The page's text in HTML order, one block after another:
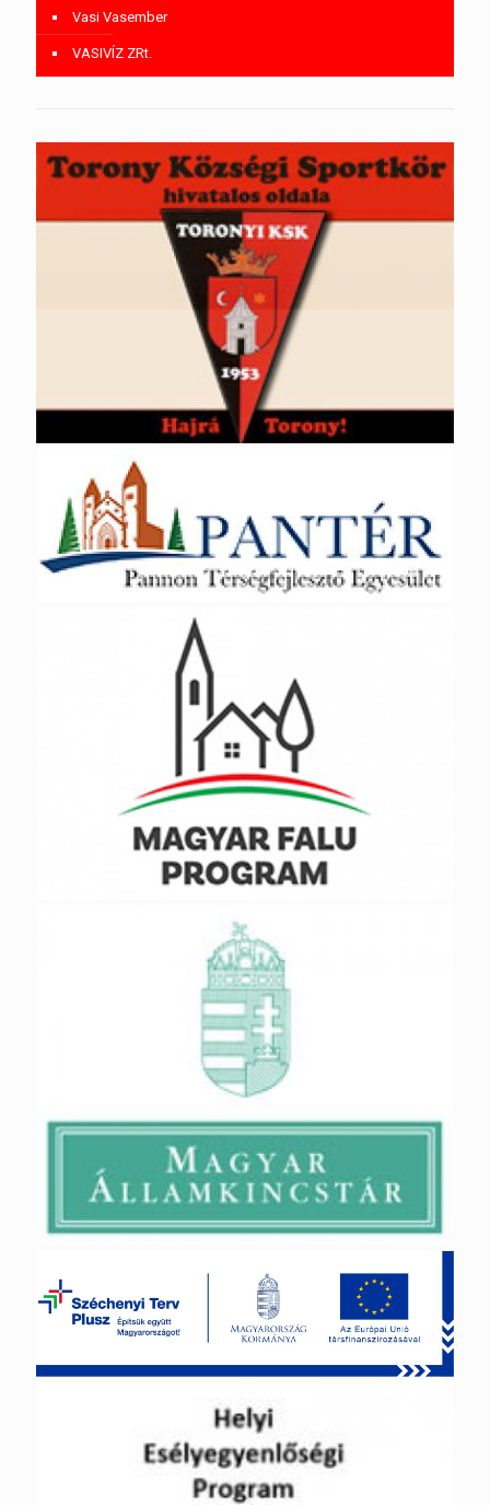
Vasi Vasember
VASIVÍZ ZRt.